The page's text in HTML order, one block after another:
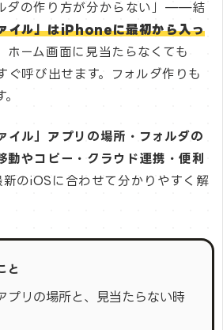
ダの作り方が分からない」——結
イル」はiPhoneに最初から入っ
ホーム画面に見当たらなくても
呼び出せます。フォルダ作りも
イル」アプリの場所・フォルダの
動やコピー・クラウド連携・便利
のiOSに合わせて分かりやすく解
と
プリの場所と、見当たらない時